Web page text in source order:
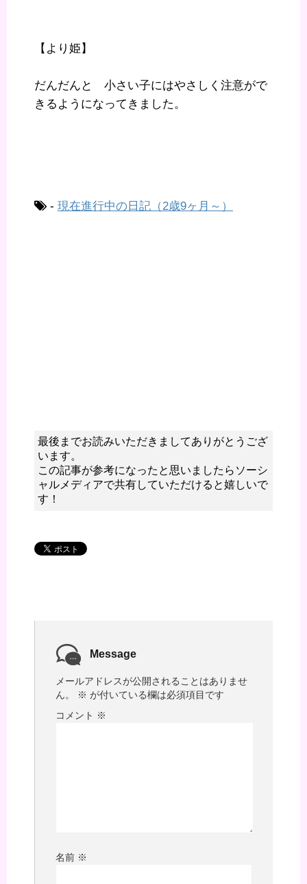
【より姫】
だんだんと 小さい子にはやさしく注意がで
きるようになってきました。
- 現在進行中の日記（2歳9ヶ月～）
最後までお読みいただきましてありがとうござ
います。
この記事が参考になったと思いましたらソーシ
ャルメディアで共有していただけると嬉しいで
す！
Message
メールアドレスが公開されることはありませ
ん。
※ が付いている欄は必須項目です
コメント ※
名前 ※